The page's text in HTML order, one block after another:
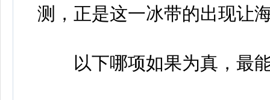
测，正是这一冰带的出现让
以下哪项如果为真，最能